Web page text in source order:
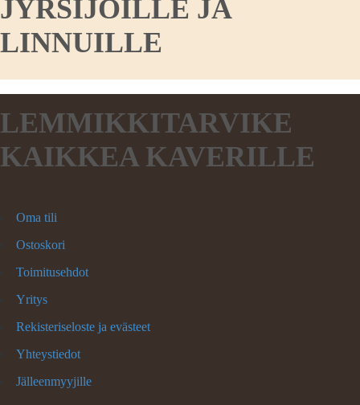
JYRSIJÖILLE JA
LINNUILLE
LEMMIKKITARVIKE
KAIKKEA KAVERILLE
Oma tili
Ostoskori
Toimitusehdot
Yritys
Rekisteriseloste ja evästeet
Yhteystiedot
Jälleenmyyjille